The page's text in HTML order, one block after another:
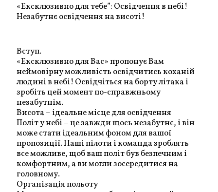
«Ексклюзивно для тебе”: Освідчення в небі!
Незабутнє освідчення на висоті!
Вступ.
«Ексклюзивно для Вас» пропонує Вам
неймовірну можливість освідчитись коханій
людині в небі! Освідчіться на борту літака і
зробіть цей момент по-справжньому
незабутнім.
Висота – ідеальне місце для освідчення
Політ у небі – це завжди щось незабутнє, і він
може стати ідеальним фоном для вашої
пропозиції. Наші пілоти і команда зроблять
все можливе, щоб ваш політ був безпечним і
комфортним, а ви могли зосередитися на
головному.
Організація польоту